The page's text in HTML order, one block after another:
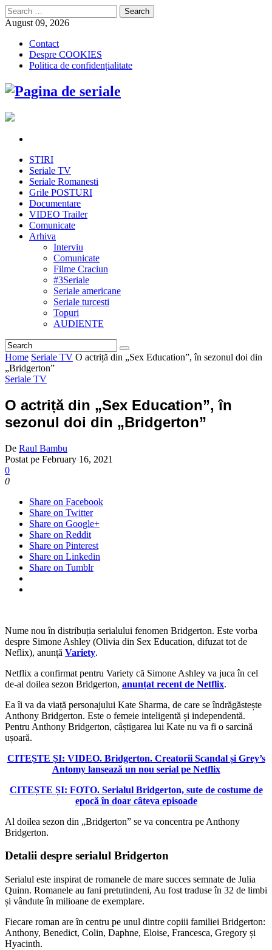
Search
for:
August 09, 2026
Contact
Despre COOKIES
Politica de confidențialitate
STIRI
Seriale TV
Seriale Romanesti
Grile POSTURI
Documentare
VIDEO Trailer
Comunicate
Arhiva
Interviu
Comunicate
Filme Craciun
#3Seriale
Seriale americane
Seriale turcesti
Topuri
AUDIENTE
Home Seriale TV O actriță din „Sex Education”, în sezonul doi din
„Bridgerton”
Seriale TV
O actriță din „Sex Education”, în
sezonul doi din „Bridgerton”
De Raul Bambu
Postat pe February 16, 2021
0
0
Share on Facebook
Share on Twitter
Share on Google+
Share on Reddit
Share on Pinterest
Share on Linkedin
Share on Tumblr
Nume nou în distribuția serialului fenomen Bridgerton. Este vorba
despre Simone Ashley (Olivia din Sex Education, difuzat tot de
Neflix), anunță Variety.
Netflix a confirmat pentru Variety că Simone Ashley va juca în cel
de-al doilea sezon Bridgerton, anunțat recent de Netflix.
Ea îi va da viață personajului Kate Sharma, de care se îndrăgăstește
Anthony Bridgerton. Este o femeie inteligentă și independentă.
Pentru Anthony Bridgerton, câștigarea lui Kate nu va fi o sarcină
ușoară.
CITEȘTE ȘI: VIDEO. Bridgerton. Creatorii Scandal și Grey’s
Antomy lansează un nou serial pe Netflix
CITEȘTE ȘI: FOTO. Serialul Bridgerton, sute de costume de
epocă în doar câteva episoade
Al doilea sezon din „Bridgerton” se va concentra pe Anthony
Bridgerton.
Detalii despre serialul Bridgerton
Serialul este inspirat de romanele de mare succes semnate de Julia
Quinn. Romanele au fani pretutindeni, Au fost traduse în 32 de limbi
și vândute în milioane de exemplare.
Fiecare roman are în centru pe unul dintre copiii familiei Bridgerton:
Anthony, Benedict, Colin, Daphne, Eloise, Francesca, Gregory și
Hyacinth.